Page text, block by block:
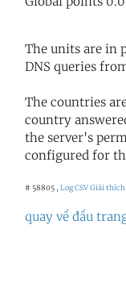
The units are in
DNS queries
The countries
country
the server's
configured for
# 58805 , Log CSVGiải thích
quay về đầu